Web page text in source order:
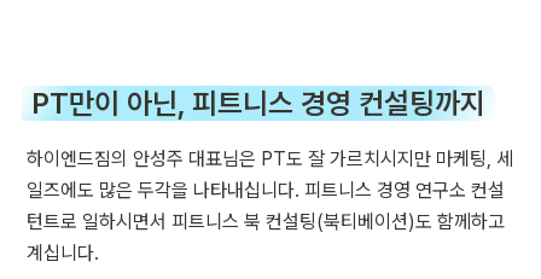
PT만이 아닌, 피트니스 경영 컨설팅까지
하이엔드짐의 안성주 대표님은 PT도 잘 가르치시지만 마케팅, 세
일즈에도 많은 두각을 나타내십니다. 피트니스 경영 연구소 컨설
턴트로 일하시면서 피트니스 북 컨설팅(북티베이션)도 함께하고
계십니다.